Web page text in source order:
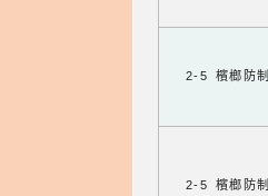
2-5 檳榔防制
2-5 檳榔防制